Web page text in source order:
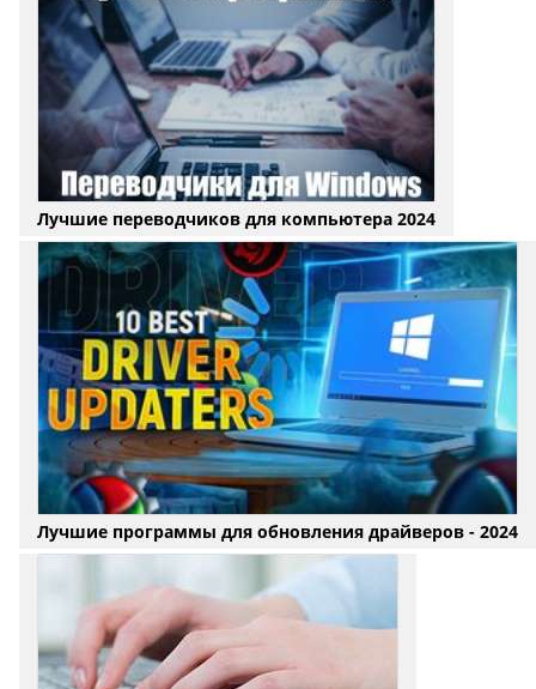
Лучшие переводчиков для компьютера 2024
Лучшие программы для обновления драйверов - 2024